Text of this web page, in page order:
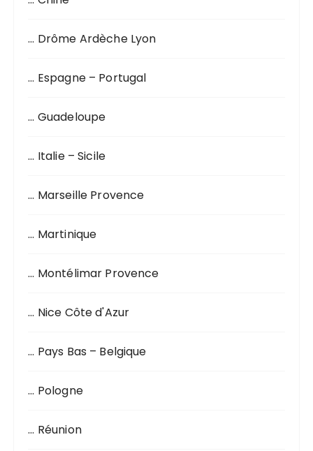
… Drôme Ardèche Lyon
… Espagne – Portugal
… Guadeloupe
… Italie – Sicile
… Marseille Provence
… Martinique
… Montélimar Provence
… Nice Côte d'Azur
… Pays Bas – Belgique
… Pologne
… Réunion